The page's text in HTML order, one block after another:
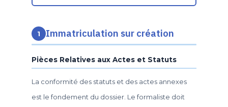
1 Immatriculation sur création
Pièces Relatives aux Actes et Statuts
La conformité des statuts et des actes annexes
est le fondement du dossier. Le formaliste doit